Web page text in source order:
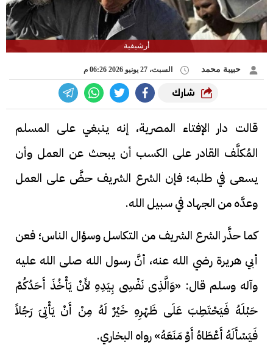
أرشيفية
حبيبة محمد السبت، 27 يونيو 2026 06:26 م
شارك
قالت دار الإفتاء المصرية، إنه ينبغي على المسلم
المُكلَّف القادر على الكسب أن يبحث عن العمل وأن
يسعى في طلبه؛ فإن الشرع الشريف حضَّ على العمل
وعدَّه من الجهاد في سبيل الله.
كما حذَّر الشرع الشريف من التكاسل وسؤال الناس؛ فعن
أبي هريرة رضي الله عنه، أنَّ رسول الله صلى الله عليه
وآله وسلم قال: «وَالَّذِى نَفْسِى بِيَدِهِ لأَنْ يَأْخُذَ أَحَدُكُمْ
حَبْلَهُ فَيَحْتَطِبَ عَلَى ظَهْرِهِ خَيْرٌ لَهُ مِنْ أَنْ يَأْتِىَ رَجُلاً
فَيَسْأَلَهُ أَعْطَاهُ أَوْ مَنَعَهُ» رواه البخاري.